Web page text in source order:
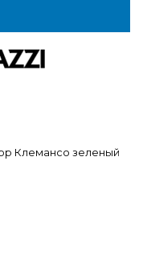
Клемансо зеленый